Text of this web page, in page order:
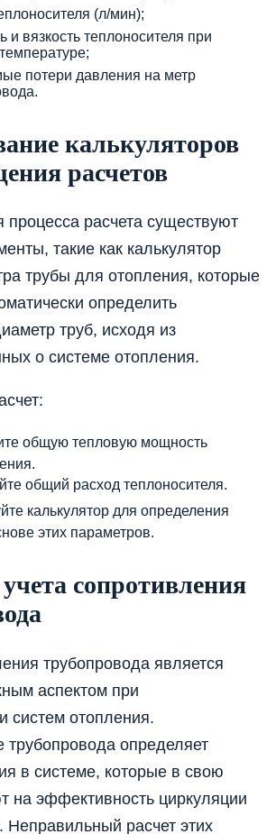
(л/мин);
и вязкость теплоносителя при
потери давления на метр
калькуляторов
расчетов
расчета существуют
такие как калькулятор
трубы для отопления, которые
определить
труб, исходя из
о системе отопления.
общую тепловую мощность
общий расход теплоносителя.
калькулятор для определения
этих параметров.
сопротивления
трубопровода является
аспектом при
систем отопления.
трубопровода определяет
в системе, которые в свою
на эффективность циркуляции
Неправильный расчет этих